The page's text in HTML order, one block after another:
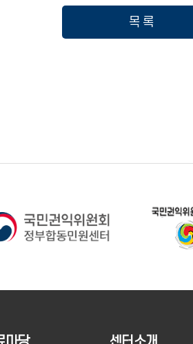
목 록